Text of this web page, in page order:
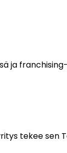
ja
tekee sen